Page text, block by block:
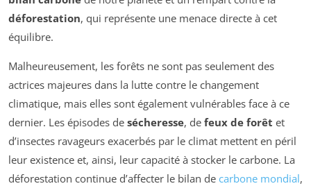
déforestation, qui représente une menace directe à cet
équilibre.
Malheureusement, les forêts ne sont pas seulement des
actrices majeures dans la lutte contre le changement
climatique, mais elles sont également vulnérables face à ce
dernier. Les épisodes de sécheresse, de feux de forêt et
d’insectes ravageurs exacerbés par le climat mettent en péril
leur existence et, ainsi, leur capacité à stocker le carbone. La
déforestation continue d’affecter le bilan de carbone mondial,